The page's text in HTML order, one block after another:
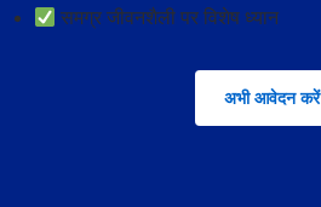
समग्र जीवनशैली पर विशेष ध्यान
अभी आवेदन करें